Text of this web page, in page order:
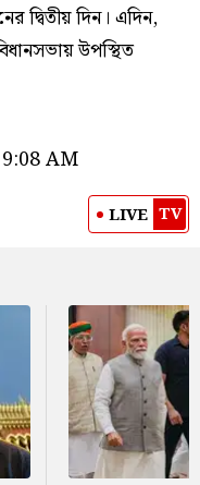
দ্বিতীয় দিন। এদিন,
উপস্থিত
AM
LIVE TV